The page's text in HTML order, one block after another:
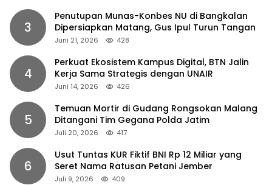
3
Penutupan Munas-Konbes NU di Bangkalan
Dipersiapkan Matang, Gus Ipul Turun Tangan
Juni 21, 2026 428
4
Perkuat Ekosistem Kampus Digital, BTN Jalin
Kerja Sama Strategis dengan UNAIR
Juni 14, 2026 426
5
Temuan Mortir di Gudang Rongsokan Malang
Ditangani Tim Gegana Polda Jatim
Juli 20, 2026 417
6
Usut Tuntas KUR Fiktif BNI Rp 12 Miliar yang
Seret Nama Ratusan Petani Jember
Juli 9, 2026 409